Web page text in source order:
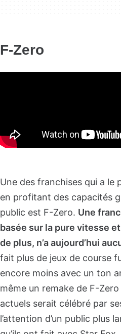
F-Zero
Une des franchises qui a le
en profitant des capacités
public est F-Zero. Une
basée sur la pure vitesse
de plus, n’a aujourd’hui
fait plus de jeux de course
encore moins avec un ton
même un remake de F-
actuels serait célébré par
l’attention d’un public plus